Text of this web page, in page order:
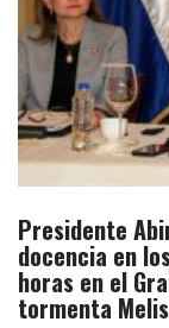
Presidente
docencia en
horas en el
tormenta